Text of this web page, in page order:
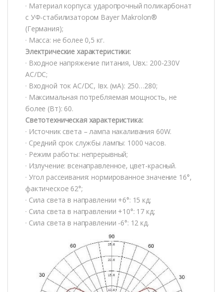
· Материал корпуса: ударопрочный поликарбонат
с УФ-стабилизатором Bayer Makrolon®
(Германия);
· Масса: не более 0,5 кг.
Электрические характеристики:
· Входное напряжение питания, Uвх.: 200-230V
AC/DC;
· Входной ток AC/DC, Iвх. (мА): 250…280;
· Максимальная потребляемая мощность, не
более (Вт): 60.
Светотехническая характеристика:
· Источник света – лампа накаливания 60W.
· Средний срок службы лампы: 1000 часов.
· Режим работы: непрерывный;
· Излучение: всенаправленное, цвет-красный.
· Угол рассеивания: нормированное значение 16°,
фактическое 62°;
· Сила света в направлении +6°: 15 кд;
· Сила света в направлении +10°: 17 кд;
· Сила света в направлении -6°: 12 кд.